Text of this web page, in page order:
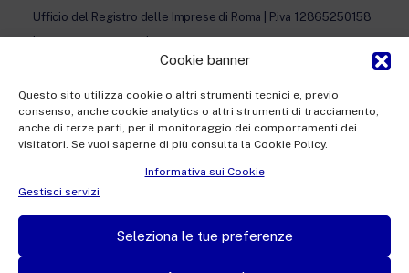
Cookie banner
Questo sito utilizza cookie o altri strumenti tecnici e, previo
consenso, anche cookie analytics o altri strumenti di tracciamento,
anche di terze parti, per il monitoraggio dei comportamenti dei
visitatori. Se vuoi saperne di più consulta la Cookie Policy.
Informativa sui Cookie
Gestisci servizi
Seleziona le tue preferenze
Ufficio del Registro delle Imprese di Roma | P.iva 12865250158
Facebook Twitter Instagram Linkedin
Privacy Policy